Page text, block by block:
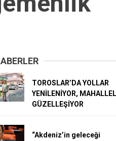
TOROSLAR’DA YOLLAR
YENİLENİYOR,
GÜZELLEŞİYOR
“Akdeniz’in geleceği